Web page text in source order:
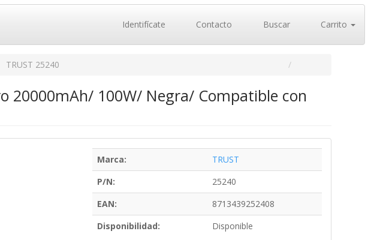
Identifícate Contacto Buscar Carrito
TRUST 25240
20000mAh/ 100W/ Negra/ Compatible con
Marca:
TRUST
P/N:
25240
EAN:
8713439252408
Disponibilidad:
Disponible